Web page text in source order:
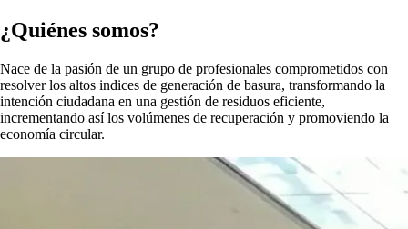
¿Quiénes somos?
Nace de la pasión de un grupo de profesionales comprometidos con
resolver los altos indices de generación de basura, transformando la
intención ciudadana en una gestión de residuos eficiente,
incrementando así los volúmenes de recuperación y promoviendo la
economía circular.